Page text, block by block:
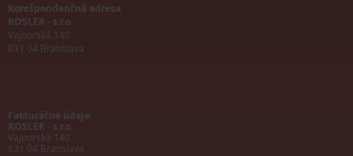
Korešpondenčná adresa:
ROSLER - s.r.o.
Vajnorská 140
831 04 Bratislava
Fakturačné údaje:
ROSLER - s.r.o.
Vajnorská 140
831 04 Bratislava